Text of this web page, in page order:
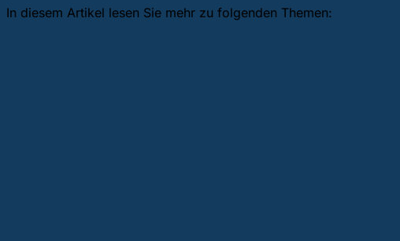
In diesem Artikel lesen Sie mehr zu folgenden Themen: